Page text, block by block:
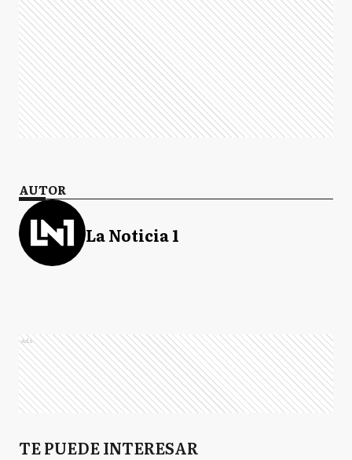
AUTOR
La Noticia 1
Ads
TE PUEDE INTERESAR